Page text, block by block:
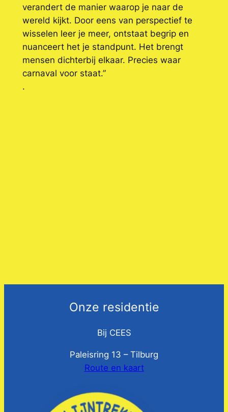
verandert de manier waarop je naar de
wereld kijkt. Door eens van perspectief te
wisselen leer je meer, ontstaat begrip en
nuanceert het je standpunt. Het brengt
mensen dichterbij elkaar. Precies waar
carnaval voor staat.”
.
Onze residentie
Bij CEES
Paleisring 13 – Tilburg
Route en kaart